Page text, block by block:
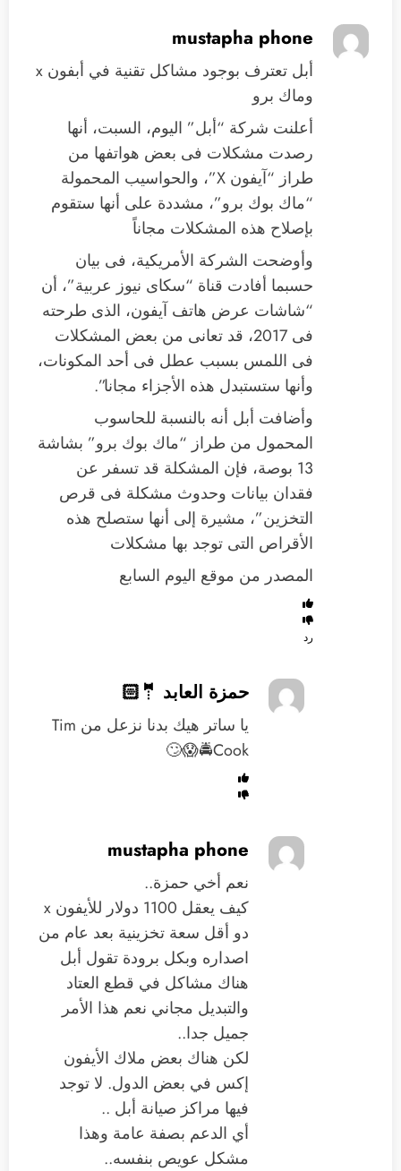
mustapha phone
أبل تعترف بوجود مشاكل تقنية في أبفون x
وماك برو
أعلنت شركة “أبل” اليوم، السبت، أنها
رصدت مشكلات فى بعض هواتفها من
طراز “آيفون X”، والحواسيب المحمولة
“ماك بوك برو”، مشددة على أنها ستقوم
بإصلاح هذه المشكلات مجاناً
وأوضحت الشركة الأمريكية، فى بيان
حسبما أفادت قناة “سكاى نيوز عربية”، أن
“شاشات عرض هاتف آيفون، الذى طرحته
فى 2017، قد تعانى من بعض المشكلات
فى اللمس بسبب عطل فى أحد المكونات،
وأنها ستستبدل هذه الأجزاء مجانا”.
وأضافت أبل أنه بالنسبة للحاسوب
المحمول من طراز “ماك بوك برو” بشاشة
13 بوصة، فإن المشكلة قد تسفر عن
فقدان بيانات وحدوث مشكلة فى قرص
التخزين”، مشيرة إلى أنها ستصلح هذه
الأقراص التى توجد بها مشكلات
المصدر من موقع اليوم السابع
رد
حمزة العابد 🤵🏻
‏يا ساتر هيك بدنا نزعل من Tim
Cook🚔😱🙄
mustapha phone
نعم أخي حمزة..
كيف يعقل 1100 دولار للأيفون x
دو أقل سعة تخزينية بعد عام من
اصداره وبكل برودة تقول أبل
هناك مشاكل في قطع العتاد
والتبديل مجاني نعم هذا الأمر
جميل جدا..
لكن هناك بعض ملاك الأيفون
إكس في بعض الدول. لا توجد
فيها مراكز صيانة أبل ..
أي الدعم بصفة عامة وهذا
مشكل عويص بنفسه..